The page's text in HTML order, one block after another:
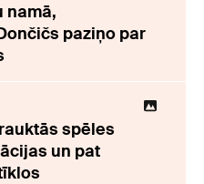
namā,
paziņo par
spēles
un pat